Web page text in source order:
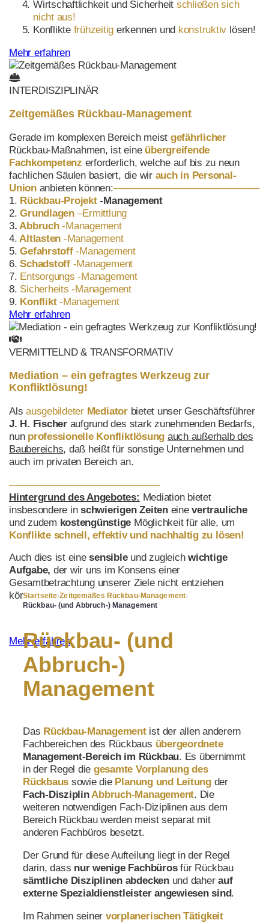
Wirtschaftlichkeit und Sicherheit schließen sich
nicht aus!
Konflikte frühzeitig erkennen und konstruktiv lösen!
Mehr erfahren
INTERDISZIPLINÄR
Zeitgemäßes Rückbau-Management
Gerade im komplexen Bereich meist gefährlicher
Rückbau-Maßnahmen, ist eine übergreifende
Fachkompetenz erforderlich, welche auf bis zu neun
fachlichen Säulen basiert, die wir auch in Personal-
Unionanbieten können:——————————————–
1. Rückbau-Projekt -Management
2. Grundlagen –Ermittlung
3. Abbruch -Management
4. Altlasten -Management
5. Gefahrstoff -Management
6. Schadstoff -Management
7. Entsorgungs -Management
8. Sicherheits -Management
9. Konflikt -Management
Mehr erfahren
VERMITTELND & TRANSFORMATIV
Mediation – ein gefragtes Werkzeug zur
Konfliktlösung!
Als ausgebildeter Mediatorbietet unser Geschäftsführer
J. H. Fischer aufgrund des stark zunehmenden Bedarfs,
nun professionelle Konfliktlösung auch außerhalb des
Baubereichs, daß heißt für sonstige Unternehmen und
auch im privaten Bereich an.
———————————————
Hintergrund des Angebotes: Mediation bietet
insbesondere inschwierigen Zeiteneinevertrauliche
und zudem kostengünstige Möglichkeit für alle, um
Konflikte schnell, effektiv undnachhaltig zu lösen!
Auch dies ist einesensible und zugleichwichtige
Aufgabe, der wir uns im Konsens einer
Gesamtbetrachtung unserer Ziele nicht entziehen
können.
Mehr erfahren
Startseite›Zeitgemäßes Rückbau-Management›
Rückbau- (und Abbruch-) Management
Rückbau- (und
Abbruch-)
Management
Das Rückbau-Managementist der allen anderern
Fachbereichen des Rückbaus übergeordnete
Management-Bereich im Rückbau. Es übernimmt
in der Regel die gesamte Vorplanung des
Rückbaus sowie die Planung und Leitung der
Fach-DisziplinAbbruch-Management. Die
weiteren notwendigen Fach-Diziplinen aus dem
Bereich Rückbau werden meist separat mit
anderen Fachbüros besetzt.
Der Grund für diese Aufteilung liegt in der Regel
darin, dass nur wenige Fachbürosfür Rückbau
sämtliche Disziplinen abdeckenund daherauf
externe Spezialdienstleister angewiesen sind.
Im Rahmen seiner vorplanerischen Tätigkeit